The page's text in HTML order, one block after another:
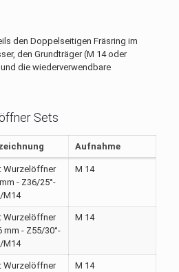
den Doppelseitigen Fräsring im
den Grundträger (M 14 oder
die wiederverwendbare
Sets
Aufnahme
Wurzelöffner
- Z36/25°-
M14
M 14
Wurzelöffner
mm - Z55/30°-
M14
M 14
Wurzelöffner
M 14